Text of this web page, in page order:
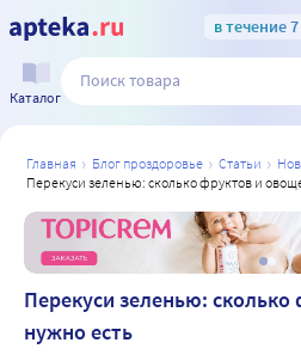
в течение
Каталог
главная блог проздоровье статьи
перекуси зеленью: сколько фруктов и
Перекуси зеленью:
нужно есть